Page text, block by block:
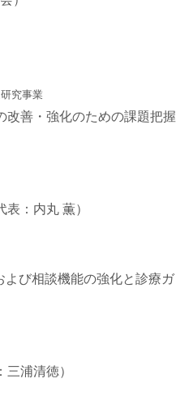
究事業
改善・強化のための課題把握
：内丸 薫）
び相談機能の強化と診療ガ
浦清徳）